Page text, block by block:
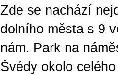
Zde se nachází
dolního města s 9
nám. Park na
Švédy okolo